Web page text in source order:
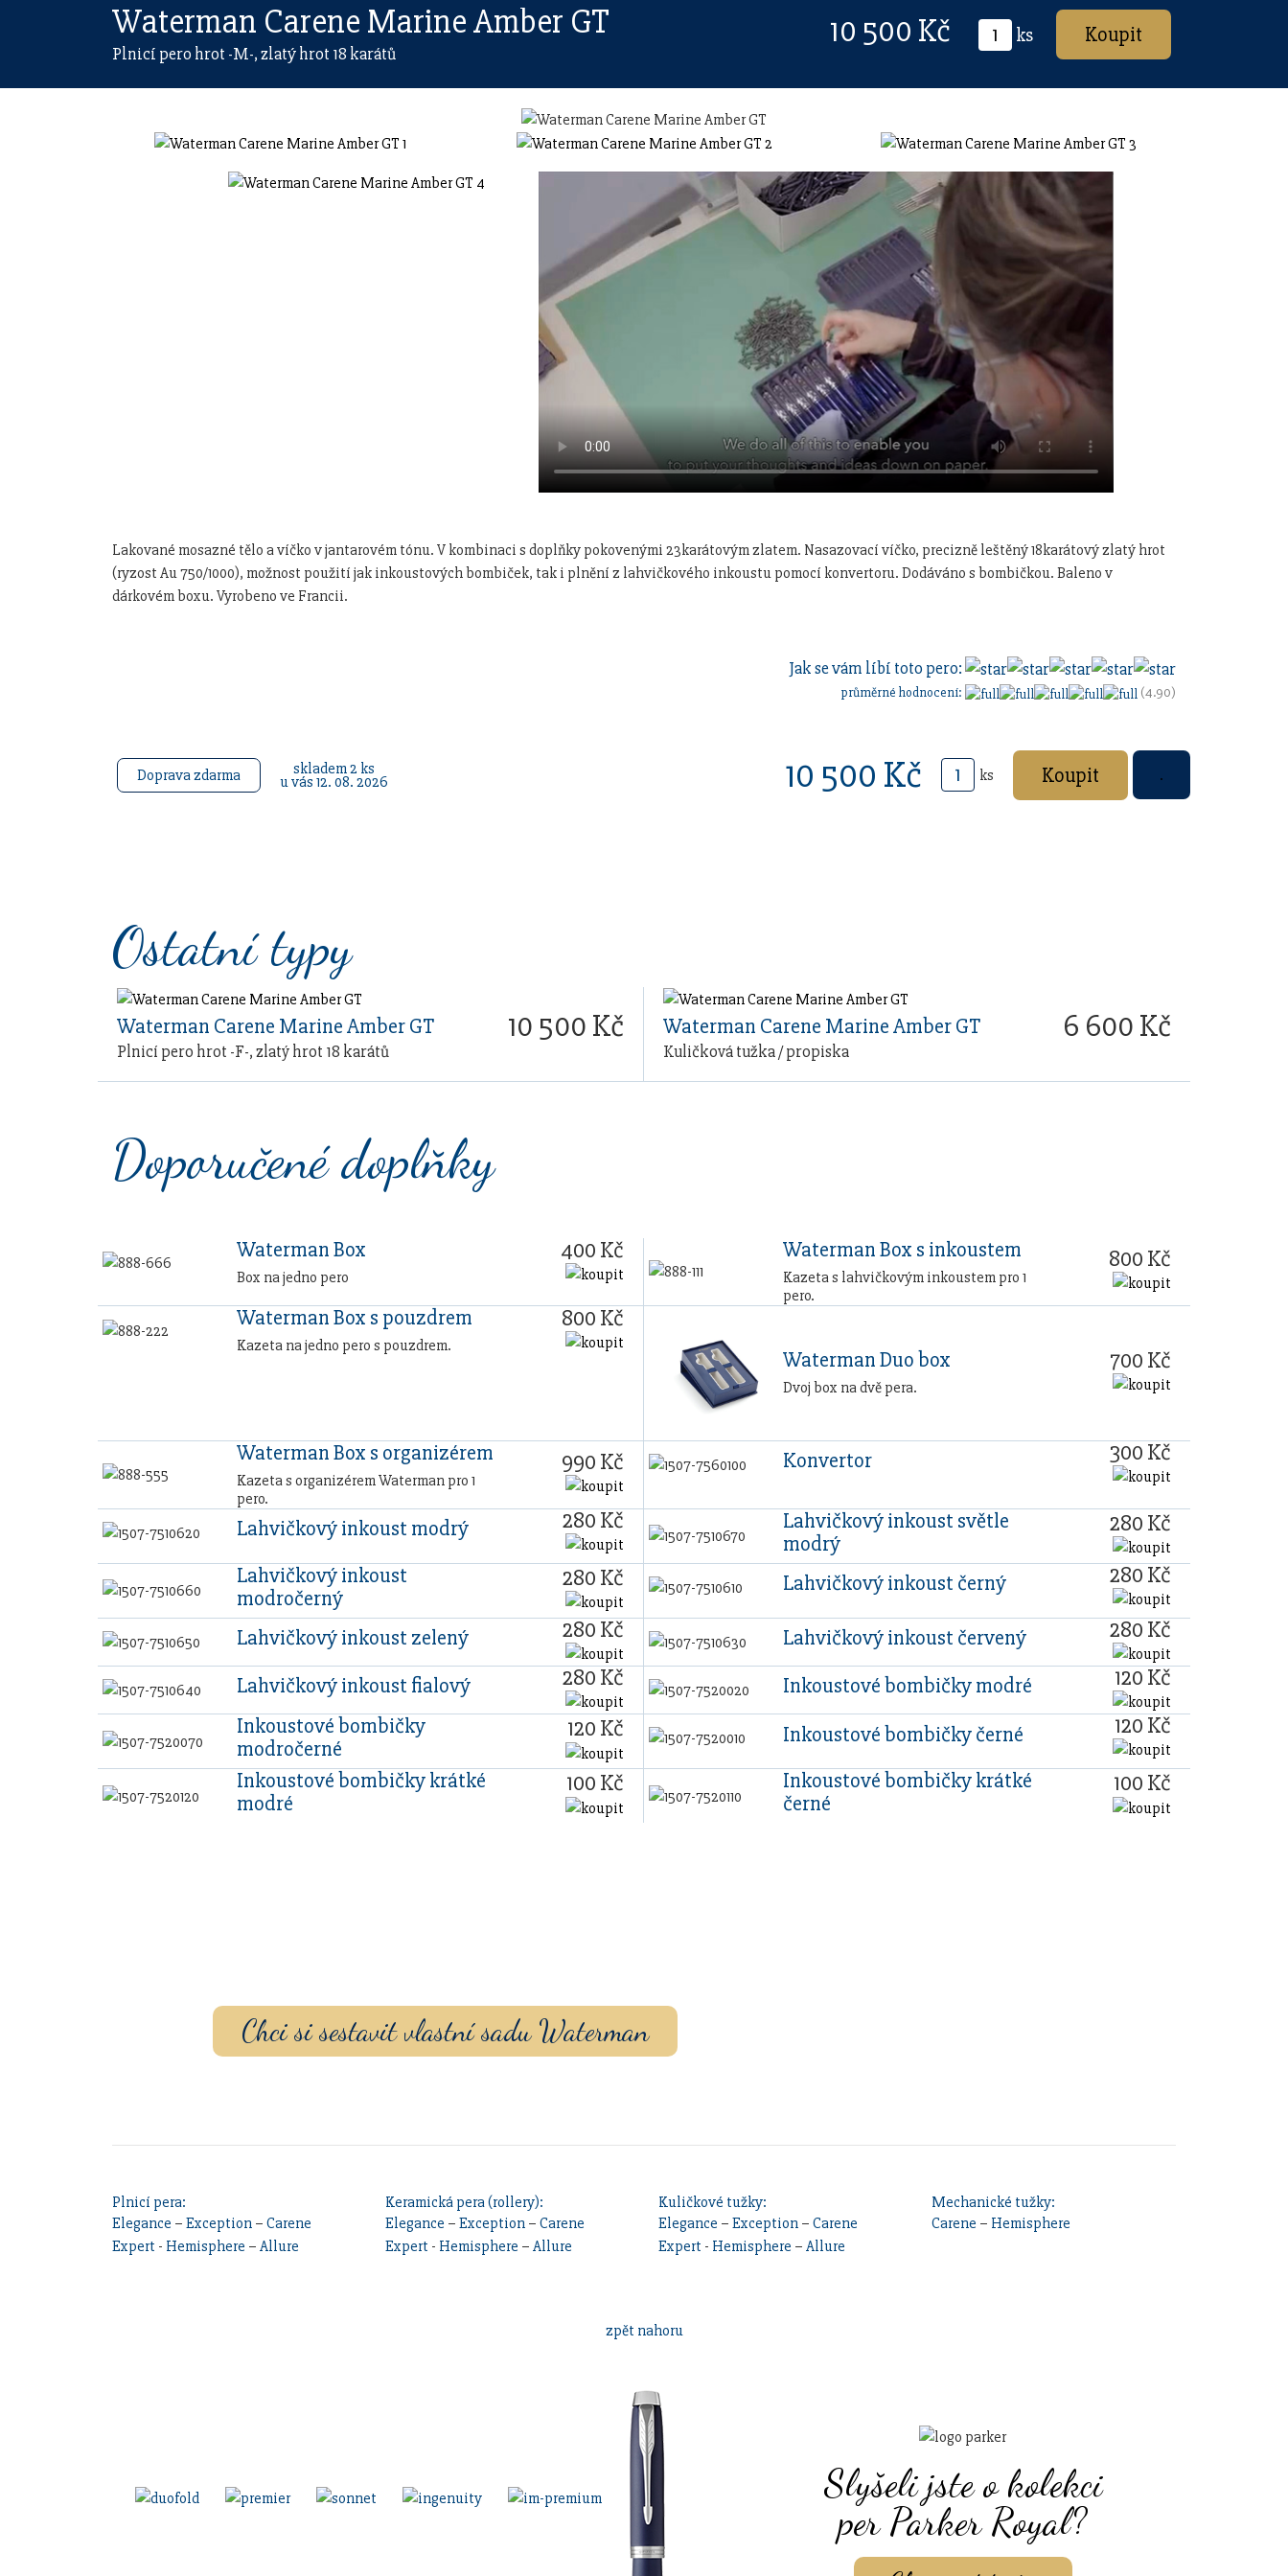
Waterman Carene Marine Amber GT
Plnicí pero hrot -M-, zlatý hrot 18 karátů
10 500 Kč ks
Lakované mosazné tělo a víčko v jantarovém tónu. V kombinaci s doplňky pokovenými 23karátovým zlatem. Nasazovací víčko, precizně leštěný 18karátový zlatý hrot
(ryzost Au 750/1000), možnost použití jak inkoustových bombiček, tak i plnění z lahvičkového inkoustu pomocí konvertoru. Dodáváno s bombičkou. Baleno v
dárkovém boxu. Vyrobeno ve Francii.
Jak se vám líbí toto pero:
průměrné hodnocení: (4.90)
Doprava zdarma skladem 2 ks
u vás 12. 08. 2026 10 500 Kč ks
Ostatní typy
Waterman Carene Marine Amber GT
Plnicí pero hrot -F-, zlatý hrot 18 karátů
10 500 Kč Waterman Carene Marine Amber GT
Kuličková tužka / propiska
6 600 Kč
Doporučené doplňky
Waterman Box
Box na jedno pero
400 Kč Waterman Box s inkoustem
Kazeta s lahvičkovým inkoustem pro 1
pero.
800 Kč
Waterman Box s pouzdrem
Kazeta na jedno pero s pouzdrem.
800 Kč
Waterman Duo box
Dvoj box na dvě pera.
700 Kč
Waterman Box s organizérem
Kazeta s organizérem Waterman pro 1
pero.
990 Kč Konvertor 300 Kč
Lahvičkový inkoust modrý 280 Kč
Lahvičkový inkoust světle
modrý
280 Kč
Lahvičkový inkoust
modročerný
280 Kč Lahvičkový inkoust černý 280 Kč
Lahvičkový inkoust zelený 280 Kč Lahvičkový inkoust červený 280 Kč
Lahvičkový inkoust fialový 280 Kč Inkoustové bombičky modré 120 Kč
Inkoustové bombičky
modročerné
120 Kč Inkoustové bombičky černé 120 Kč
Inkoustové bombičky krátké
modré
100 Kč
Inkoustové bombičky krátké
černé
100 Kč
Chci si sestavit vlastní sadu Waterman
Plnicí pera:
Elegance – Exception – Carene
Expert - Hemisphere – Allure
Keramická pera (rollery):
Elegance – Exception – Carene
Expert - Hemisphere – Allure
Kuličkové tužky:
Elegance – Exception – Carene
Expert - Hemisphere – Allure
Mechanické tužky:
Carene – Hemisphere
zpět nahoru
Slyšeli jste o kolekci
per Parker Royal?